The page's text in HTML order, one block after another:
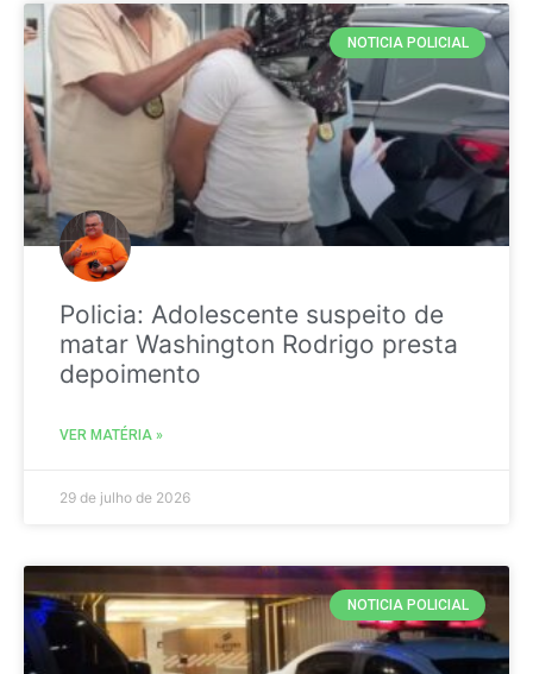
NOTICIA POLICIAL
Policia: Adolescente suspeito de
matar Washington Rodrigo presta
depoimento
VER MATÉRIA »
29 de julho de 2026
NOTICIA POLICIAL